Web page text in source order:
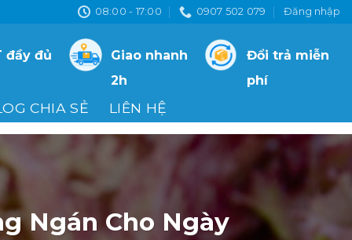
08:00 - 17:00 0907 502 079 Đăng nhập
đầy đủ
Giao nhanh
2h
Đổi trả miễn
phí
CHIA SẺ LIÊN HỆ
Ngán Cho Ngày